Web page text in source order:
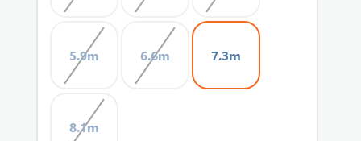
5.9m 6.6m 7.3m
8.1m